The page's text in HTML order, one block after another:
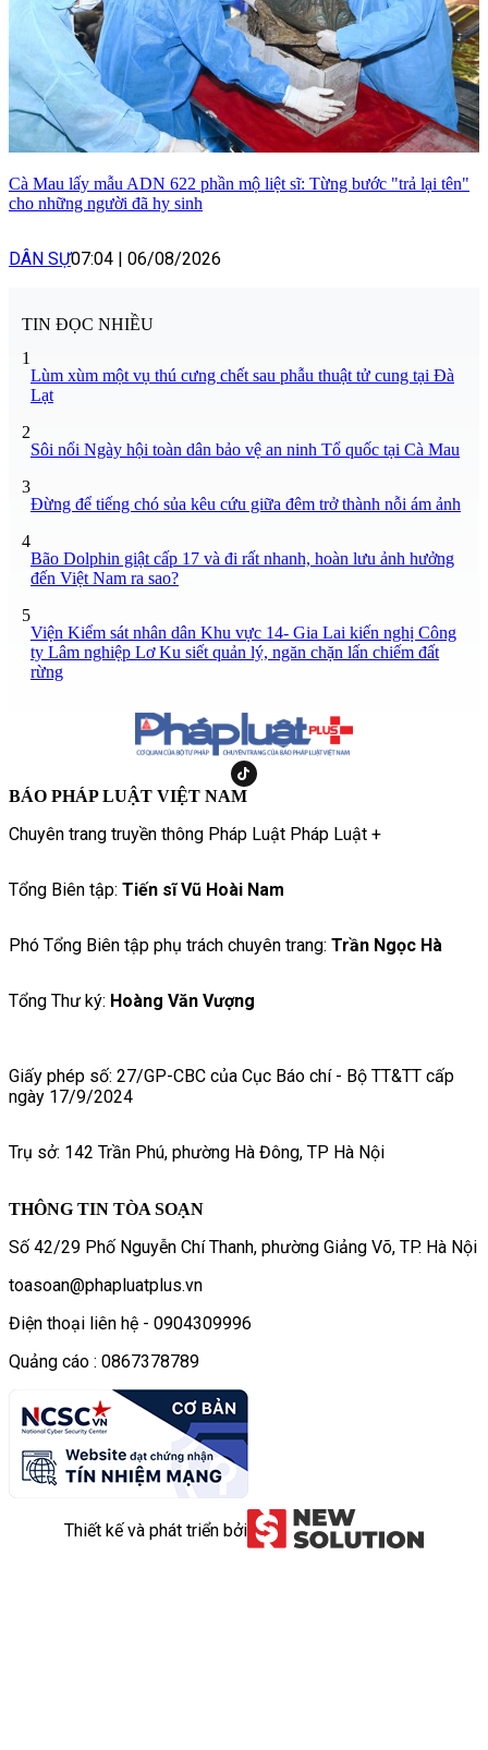
Cà Mau lấy mẫu ADN 622 phần mộ liệt sĩ: Từng bước "trả lại tên"
cho những người đã hy sinh
DÂN SỰ07:04 | 06/08/2026
TIN ĐỌC NHIỀU
1
Lùm xùm một vụ thú cưng chết sau phẫu thuật tử cung tại Đà
Lạt
2
Sôi nổi Ngày hội toàn dân bảo vệ an ninh Tổ quốc tại Cà Mau
3
Đừng để tiếng chó sủa kêu cứu giữa đêm trở thành nỗi ám ảnh
4
Bão Dolphin giật cấp 17 và đi rất nhanh, hoàn lưu ảnh hưởng
đến Việt Nam ra sao?
5
Viện Kiểm sát nhân dân Khu vực 14- Gia Lai kiến nghị Công
ty Lâm nghiệp Lơ Ku siết quản lý, ngăn chặn lấn chiếm đất
rừng
BÁO PHÁP LUẬT VIỆT NAM
Chuyên trang truyền thông Pháp Luật Pháp Luật +
Tổng Biên tập: Tiến sĩ Vũ Hoài Nam
Phó Tổng Biên tập phụ trách chuyên trang: Trần Ngọc Hà
Tổng Thư ký: Hoàng Văn Vượng
Giấy phép số: 27/GP-CBC của Cục Báo chí - Bộ TT&TT cấp
ngày 17/9/2024
Trụ sở: 142 Trần Phú, phường Hà Đông, TP Hà Nội
THÔNG TIN TÒA SOẠN
Số 42/29 Phố Nguyễn Chí Thanh, phường Giảng Võ, TP. Hà Nội
toasoan@phapluatplus.vn
Điện thoại liên hệ - 0904309996
Quảng cáo : 0867378789
Thiết kế và phát triển bởi